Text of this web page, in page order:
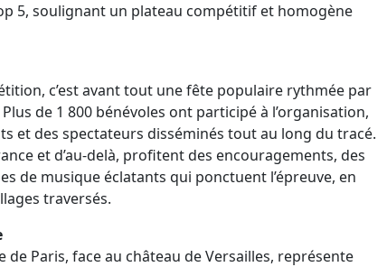
5, soulignant un plateau compétitif et homogène
c’est avant tout une fête populaire rythmée par
de 1 800 bénévoles ont participé à l’organisation,
et des spectateurs disséminés tout au long du tracé.
et d’au-delà, profitent des encouragements, des
de musique éclatants qui ponctuent l’épreuve, en
traversés.
de Paris, face au château de Versailles, représente